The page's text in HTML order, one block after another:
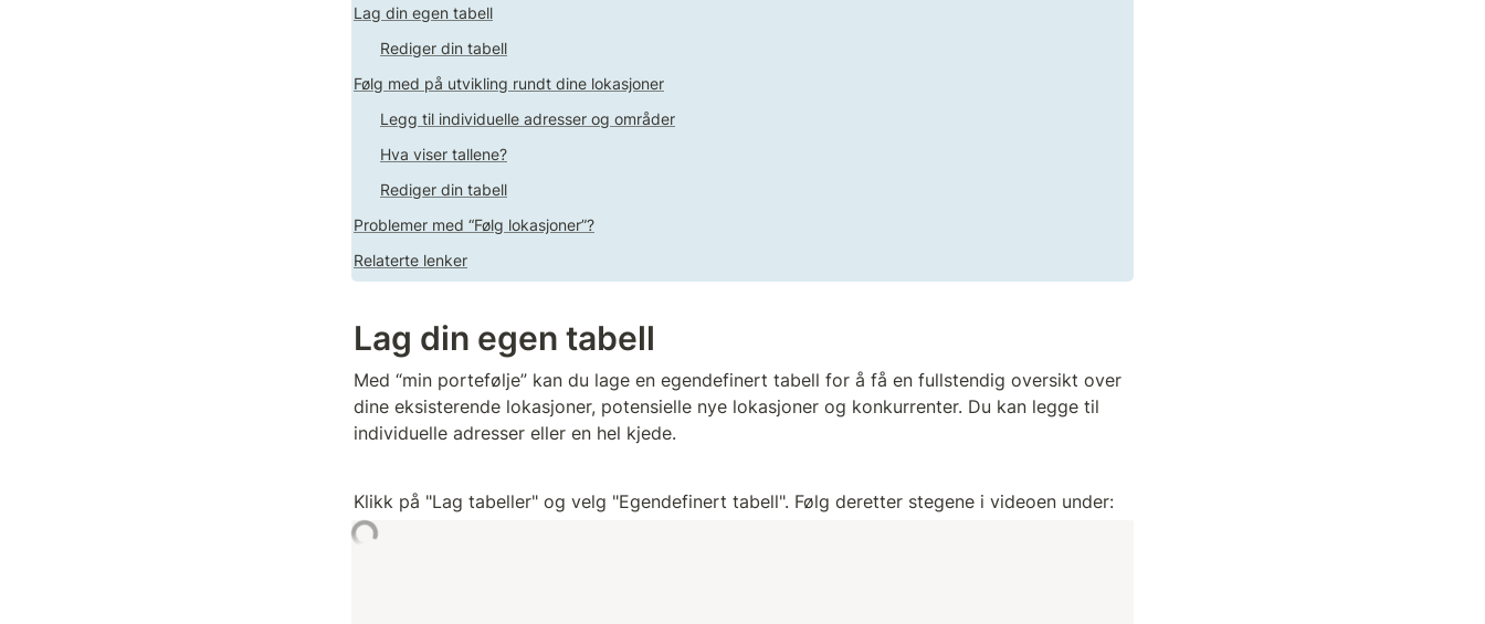
Lag din egen tabell
Rediger din tabell
Følg med på utvikling rundt dine lokasjoner
Legg til individuelle adresser og områder
Hva viser tallene?
Rediger din tabell
Problemer med “Følg lokasjoner”?
Relaterte lenker
Lag din egen tabell
Med “min portefølje” kan du lage en egendefinert tabell for å få en fullstendig oversikt over
dine eksisterende lokasjoner, potensielle nye lokasjoner og konkurrenter. Du kan legge til
individuelle adresser eller en hel kjede.
Klikk på "Lag tabeller" og velg "Egendefinert tabell". Følg deretter stegene i videoen under: